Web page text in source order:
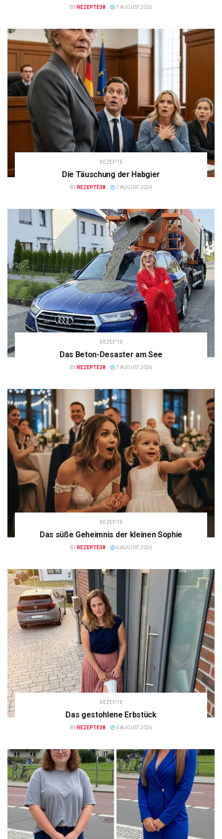
BY REZEPTE38 7 AUGUST 2026
REZEPTE
Die Täuschung der Habgier
BY REZEPTE38 7 AUGUST 2026
REZEPTE
Das Beton-Desaster am See
BY REZEPTE38 7 AUGUST 2026
REZEPTE
Das süße Geheimnis der kleinen Sophie
BY REZEPTE38 6 AUGUST 2026
REZEPTE
Das gestohlene Erbstück
BY REZEPTE38 6 AUGUST 2026